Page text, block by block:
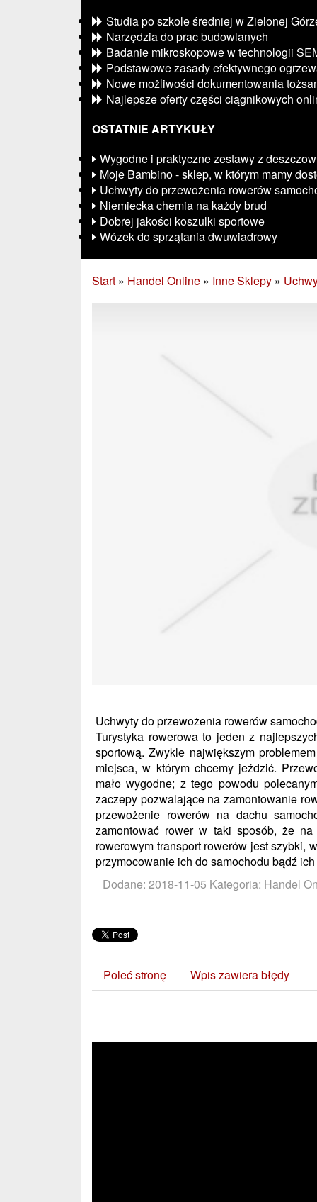
Studia po szkole średniej w Zielonej
Narzędzia do prac budowlanych
Badanie mikroskopowe w technologii
Podstawowe zasady efektywnego
Nowe możliwości dokumentowania
Najlepsze oferty części ciągnikowych
OSTATNIE ARTYKUŁY
Wygodne i praktyczne zestawy z
Moje Bambino - sklep, w którym mamy
Uchwyty do przewożenia rowerów
Niemiecka chemia na każdy brud
Dobrej jakości koszulki sportowe
Wózek do sprzątania dwuwiadrowy
Start » Handel Online » Inne Sklepy »
Uchwyty do przewożenia rowerów
Turystyka rowerowa to jeden z
sportową. Zwykle największym
miejsca, w którym chcemy jeździć.
mało wygodne; z tego powodu
zaczepy pozwalające na zamontowanie
przewożenie rowerów na dachu
zamontować rower w taki sposób, że
rowerowym transport rowerów jest szybki,
przymocowanie ich do samochodu bądź
Dodane: 2018-11-05 Kategoria: Handel
Poleć stronę Wpis zawiera błędy